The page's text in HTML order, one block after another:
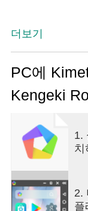
더보기
PC에
Kengeki
1.
치
2.
플